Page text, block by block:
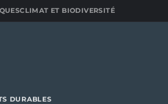
CLIMAT ET BIODIVERSITÉ
DURABLES